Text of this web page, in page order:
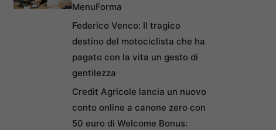
MenuForma
Federico Venco: Il tragico
destino del motociclista che ha
pagato con la vita un gesto di
gentilezza
Credit Agricole lancia un nuovo
conto online a canone zero con
50 euro di Welcome Bonus: